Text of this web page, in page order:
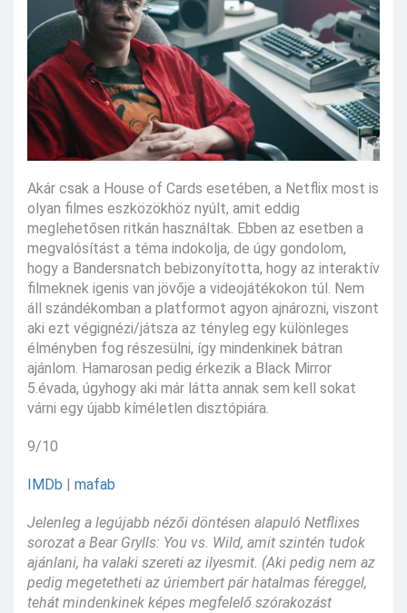
Akár csak a House of Cards esetében, a Netflix most is
olyan filmes eszközökhöz nyúlt, amit eddig
meglehetősen ritkán használtak. Ebben az esetben a
megvalósítást a téma indokolja, de úgy gondolom,
hogy a Bandersnatch bebizonyította, hogy az interaktív
filmeknek igenis van jövője a videojátékokon túl. Nem
áll szándékomban a platformot agyon ajnározni, viszont
aki ezt végignézi/játsza az tényleg egy különleges
élményben fog részesülni, így mindenkinek bátran
ajánlom. Hamarosan pedig érkezik a Black Mirror
5.évada, úgyhogy aki már látta annak sem kell sokat
várni egy újabb kíméletlen disztópiára.
9/10
IMDb mafab
Jelenleg a legújabb nézői döntésen alapuló Netflixes
sorozat a Bear Grylls: You vs. Wild, amit szintén tudok
ajánlani, ha valaki szereti az ilyesmit. (Aki pedig nem az
pedig megetetheti az úriembert pár hatalmas féreggel,
tehát mindenkinek képes megfelelő szórakozást